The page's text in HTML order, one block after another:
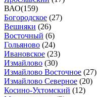
ВАО(159)
Богородское (27)
Вешняки (26)
Восточный (6)
Гольяново (24)
Ивановское (23)
Измайлово (30)
Измайлово Восточное (27)
Измайлово Северное (20)
Косино-Ухтомский (12)